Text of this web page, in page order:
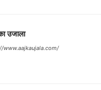
उजाला
www.aajkaujala.com/